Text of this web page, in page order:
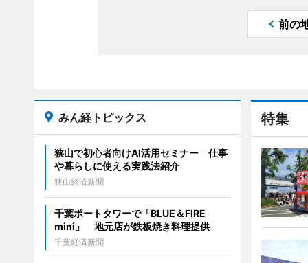
前の
特集
みん経トピックス
狭山で初心者向けAI活用セミナー 仕事
や暮らしに使える実践法紹介
狭山経済新聞
千葉ポートタワーで「BLUE＆FIRE
mini」 地元店が鉄板焼き料理提供
千葉経済新聞